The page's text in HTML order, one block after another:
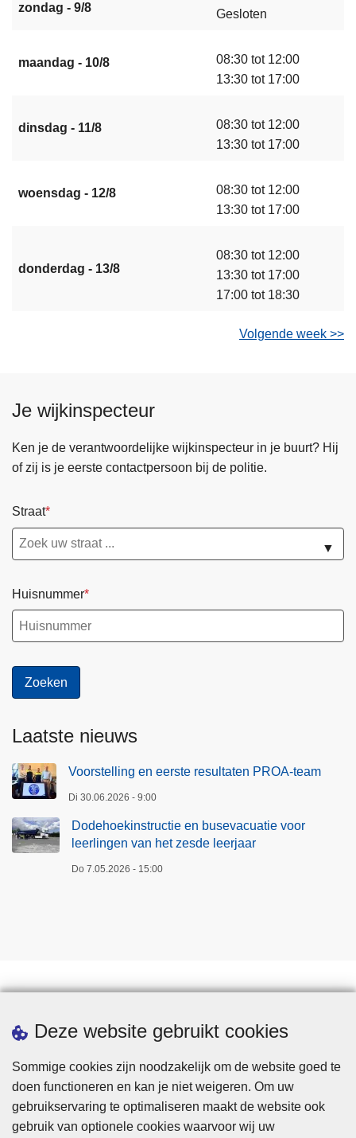
Deze website gebruikt cookies
Sommige cookies zijn noodzakelijk om de website goed te
doen functioneren en kan je niet weigeren. Om uw
gebruikservaring te optimaliseren maakt de website ook
gebruik van optionele cookies waarvoor wij uw
zondag - 9/8 Gesloten
maandag - 10/8
08:30 tot 12:00
13:30 tot 17:00
dinsdag - 11/8
08:30 tot 12:00
13:30 tot 17:00
woensdag - 12/8
08:30 tot 12:00
13:30 tot 17:00
donderdag - 13/8
08:30 tot 12:00
13:30 tot 17:00
17:00 tot 18:30
Volgende week >>
Je wijkinspecteur
Ken je de verantwoordelijke wijkinspecteur in je buurt? Hij
of zij is je eerste contactpersoon bij de politie.
Straat
▼
Huisnummer
Laatste nieuws
Voorstelling en eerste resultaten PROA-team
Di 30.06.2026 - 9:00
Dodehoekinstructie en busevacuatie voor
leerlingen van het zesde leerjaar
Do 7.05.2026 - 15:00